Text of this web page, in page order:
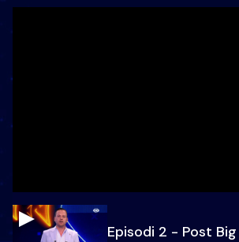
Episodi 2 - Post